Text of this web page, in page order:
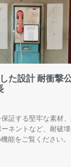
た設計 耐衝撃
証する堅牢な素材
ネントなど、耐破
能をご覧ください。